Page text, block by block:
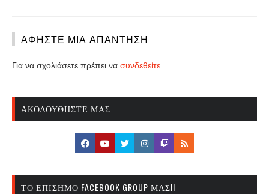
ΑΦΉΣΤΕ ΜΙΑ ΑΠΆΝΤΗΣΗ
Για να σχολιάσετε πρέπει να συνδεθείτε
ΑΚΟΛΟΥΘΉΣΤΕ ΜΑΣ
ΤΟ ΕΠΊΣΗΜΟ FACEBOOK GROUP ΜΑΣ!!